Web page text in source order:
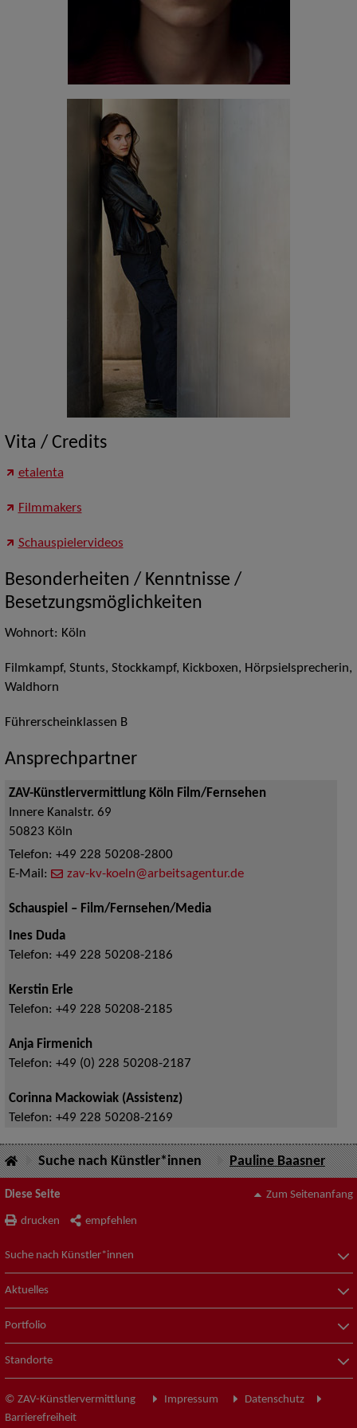
Vita / Credits
etalenta
Filmmakers
Schauspielervideos
Besonderheiten / Kenntnisse /
Besetzungsmöglichkeiten
Wohnort: Köln
Filmkampf, Stunts, Stockkampf, Kickboxen, Hörpsielsprecherin,
Waldhorn
Führerscheinklassen B
Ansprechpartner
ZAV-Künstlervermittlung Köln Film/Fernsehen
Innere Kanalstr. 69
50823 Köln
Telefon: +49 228 50208-2800
E-Mail:
zav-kv-koeln@arbeitsagentur.de
Schauspiel – Film/Fernsehen/Media
Ines Duda
Telefon: +49 228 50208-2186
Kerstin Erle
Telefon: +49 228 50208-2185
Anja Firmenich
Telefon: +49 (0) 228 50208-2187
Corinna Mackowiak (Assistenz)
Telefon: +49 228 50208-2169
Suche nach Künstler*innen Pauline Baasner
Diese Seite
drucken empfehlen
Zum Seitenanfang
Suche nach Künstler*innen
Aktuelles
Portfolio
Standorte
© ZAV-Künstlervermittlung Impressum
Datenschutz
Barrierefreiheit